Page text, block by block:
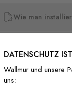
Wie man
DATENSCHUTZ
Wallmur und unsere
uns: